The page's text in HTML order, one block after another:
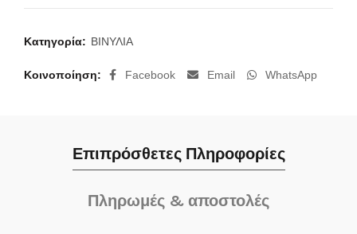
Κατηγορία: ΒΙΝΥΛΙΑ
Κοινοποίηση Facebook Email WhatsApp
Επιπρόσθετες Πληροφορίες
Πληρωμές & αποστολές